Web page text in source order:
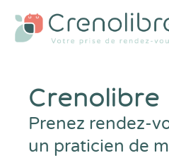
Crenolibre
Prenez rendez-
un praticien de